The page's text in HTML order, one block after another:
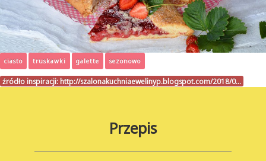
ciasto truskawki galette sezonowo
źródło inspiracji: http://szalonakuchniaewelinyp.blogspot.com/2018/0…
Przepis